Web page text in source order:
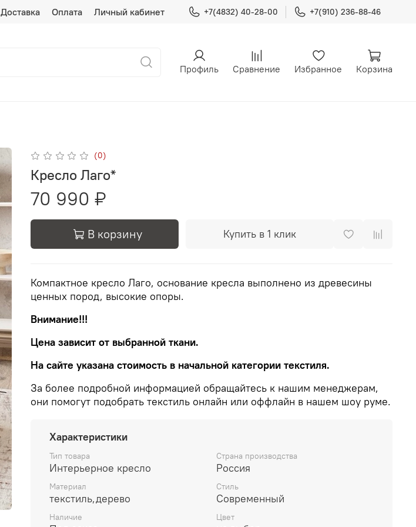
Доставка Оплата Личный кабинет +7(4832) 40-28-00 +7(910) 236-88-46
Профиль Сравнение Избранное Корзина
(0)
Кресло Лаго*
70 990 ₽
В корзину Купить в 1 клик
Компактное кресло Лаго, основание кресла выполнено из древесины
ценных пород, высокие опоры.
Внимание!!!
Цена зависит от выбранной ткани.
На сайте указана стоимость в начальной категории текстиля.
За более подробной информацией обращайтесь к нашим менеджерам,
они помогут подобрать текстиль онлайн или оффлайн в нашем шоу руме.
Характеристики
Тип товара
Интерьерное кресло
Страна производства
Россия
Материал
текстиль,дерево
Стиль
Современный
Наличие Цвет